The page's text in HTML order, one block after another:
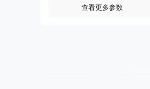
查看更多参数